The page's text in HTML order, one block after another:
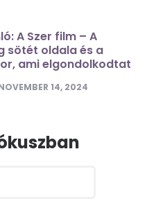
A Szer film – A
sötét oldala és a
ami elgondolkodtat
14, 2024